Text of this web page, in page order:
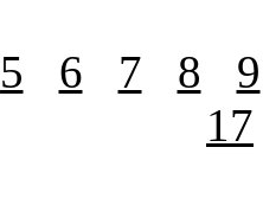
5 6 7 8
9
17